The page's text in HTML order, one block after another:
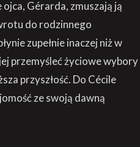
Gérarda, zmuszają ją
do rodzinnego
zupełnie inaczej niż w
przemyśleć życiowe wybory
przyszłość. Do Cécile
ze swoją dawną